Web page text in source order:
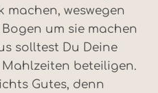
machen, weswegen
um sie machen
solltest Du Deine
beteiligen.
Gutes, denn